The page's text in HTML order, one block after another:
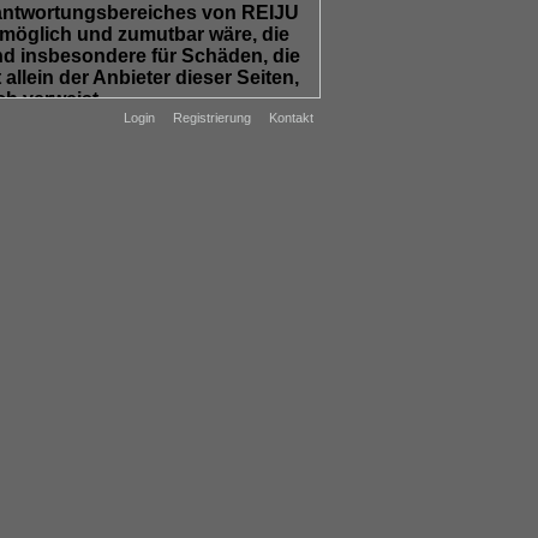
Login Registrierung Kontakt
von REIJU
und zumutbar wäre, die
insbesondere für Schäden, die
der Anbieter dieser Seiten,
verweist.